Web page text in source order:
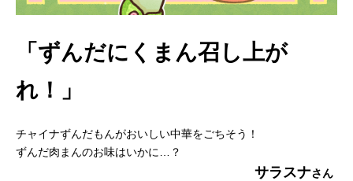
「ずんだにくまん召し上が
れ！」
チャイナずんだもんがおいしい中華をごちそう！
ずんだ肉まんのお味はいかに…？
サラスナ